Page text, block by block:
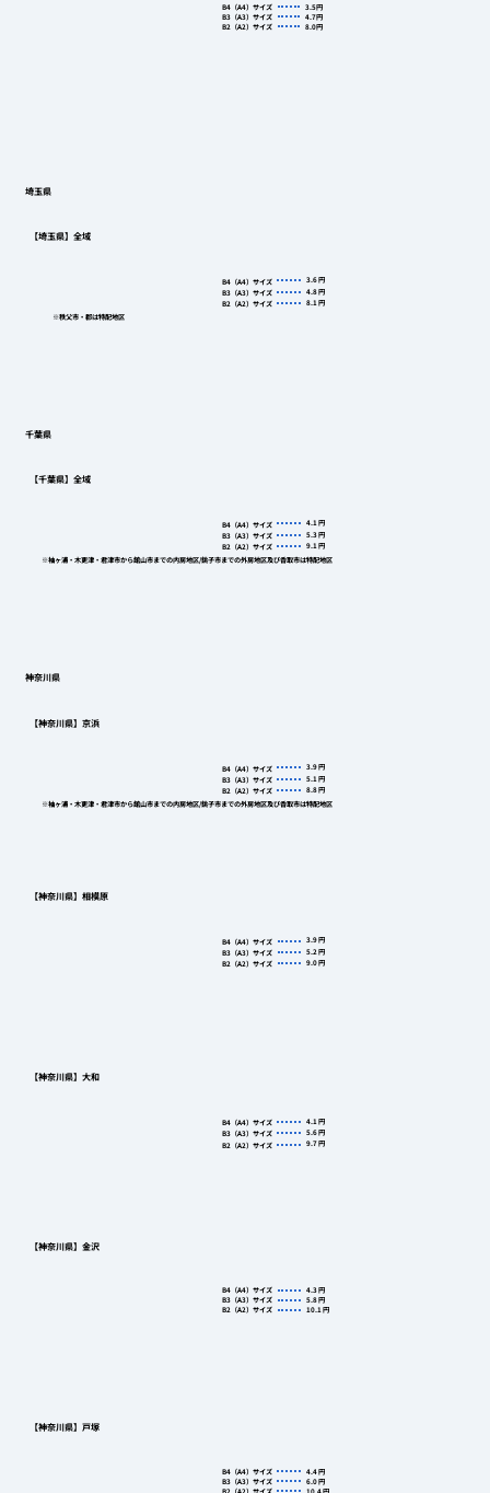
B4（A4）サイズ 3.5円
B3（A3）サイズ
4.7円
B2（A2）サイズ
8.0円
埼玉県
【埼玉県】全域
B4（A4）サイズ 3.6円
B3（A3）サイズ
4.8円
B2（A2）サイズ
8.1円
※秩父市・郡は特配地区
千葉県
【千葉県】全域
B4（A4）サイズ 4.1円
B3（A3）サイズ
5.3円
B2（A2）サイズ
9.1円
※袖ヶ浦・木更津・君津市から館山市までの内房地区/銚子市までの外房地区及び香取市は特配地区
神奈川県
【神奈川県】京浜
B4（A4）サイズ 3.9円
B3（A3）サイズ
5.1 円
B2（A2）サイズ
8.8円
※袖ヶ浦・木更津・君津市から館山市までの内房地区/銚子市までの外房地区及び香取市は特配地区
【神奈川県】相模原
B4（A4）サイズ 3.9円
B3（A3）サイズ
5.2 円
B2（A2）サイズ
9.0円
【神奈川県】大和
B4（A4）サイズ 4.1 円
B3（A3）サイズ
5.6円
B2（A2）サイズ
9.7円
【神奈川県】金沢
B4（A4）サイズ 4.3円
B3（A3）サイズ
5.8円
B2（A2）サイズ
10.1円
【神奈川県】戸塚
B4（A4）サイズ 4.4円
B3（A3）サイズ
6.0円
B2（A2）サイズ
10.4円